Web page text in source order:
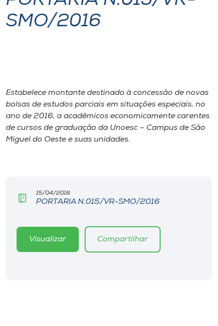
I.nova
CPA
Biblioteca
Rádio
Museu
SMO/2016
Estabelece montante destinado à concessão de novas
bolsas de estudos parciais em situações especiais, no
ano de 2016, a acadêmicos economicamente carentes
de cursos de graduação da Unoesc – Campus de São
Miguel do Oeste e suas unidades.
15/04/2016
PORTARIA N.015/VR-SMO/2016
Visualizar Compartilhar